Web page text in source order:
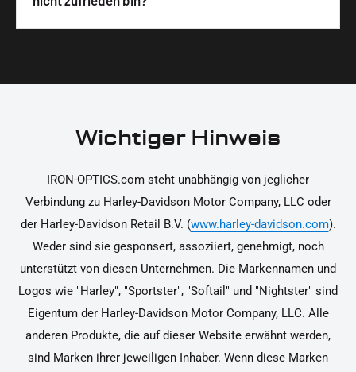
unterstützen dich dabei, die Teile sicher und
korrekt an deinem Motorrad zu installieren.
Ja, du kannst die Teile innerhalb von 14 Tagen
Rücksendung findest du in unseren
Wichtiger Hinweis
IRON-OPTICS.com steht unabhängig von jeglicher
Verbindung zu Harley-Davidson Motor Company, LLC oder
der Harley-Davidson Retail B.V. (www.harley-davidson.com).
Weder sind sie gesponsert, assoziiert, genehmigt, noch
unterstützt von diesen Unternehmen. Die Markennamen und
Logos wie "Harley", "Sportster", "Softail" und "Nightster" sind
Eigentum der Harley-Davidson Motor Company, LLC. Alle
anderen Produkte, die auf dieser Website erwähnt werden,
sind Marken ihrer jeweiligen Inhaber. Wenn diese Marken